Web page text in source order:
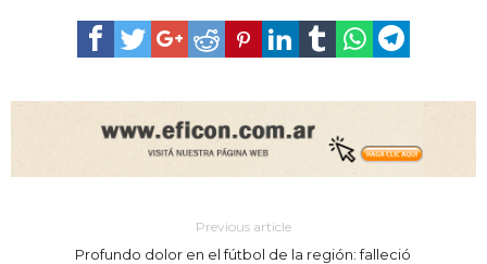
Previous article
Profundo dolor en el fútbol de la región: falleció